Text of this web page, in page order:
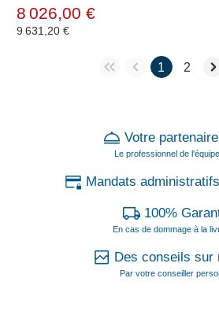
8 026,00 €
9 631,20 €
1 2
Votre
Le professionnel de
Mandats
100%
En cas de dommage à la
Des conseils sur
Par votre conseiller